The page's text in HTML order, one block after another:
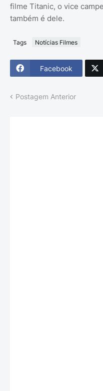
filme Titanic, o vice
também é dele.
Tags Notícias Filmes
Facebook
Postagem Anterior